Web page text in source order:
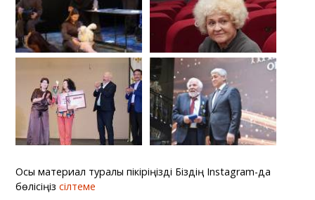
Осы материал туралы пікіріңізді Біздің Instagram-да
бөлісіңіз сілтеме